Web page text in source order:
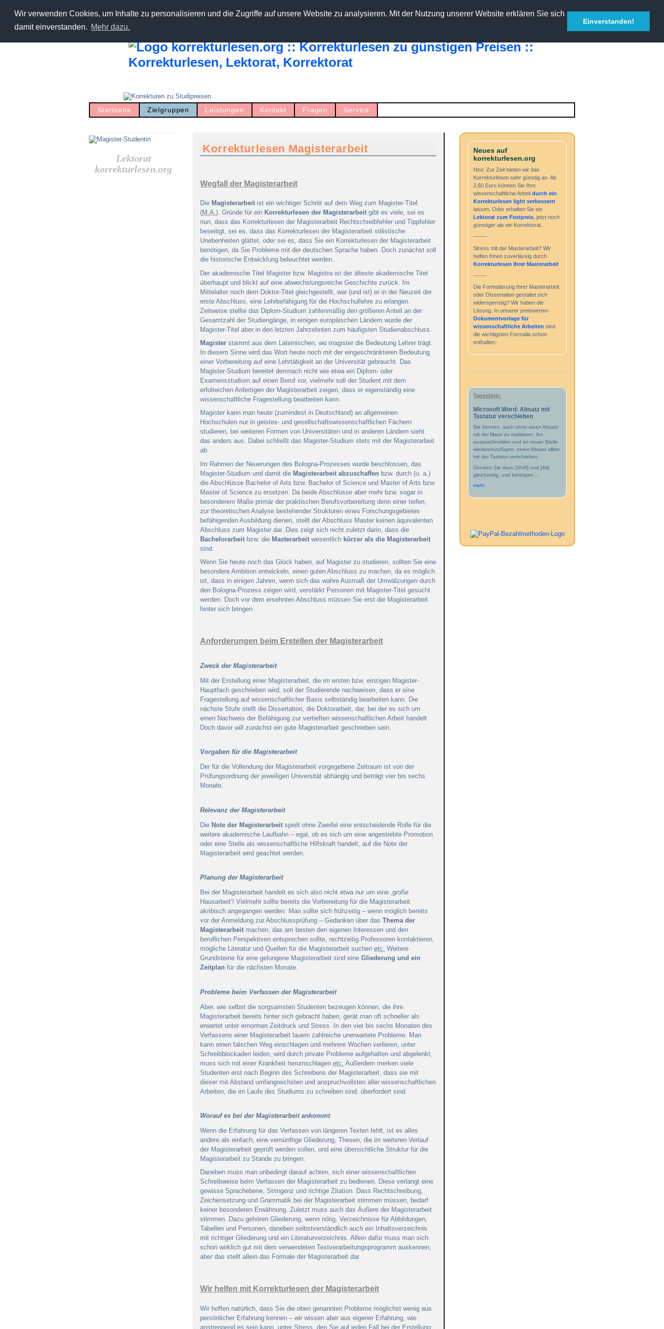
Wir verwenden Cookies, um Inhalte zu personalisieren und die Zugriffe auf unsere Website zu analysieren. Mit der Nutzung unserer Website erklären Sie sich
damit einverstanden. Mehr dazu.
Einverstanden!
Startseite Zielgruppen Leistungen Kontakt Fragen Service
Lektorat
korrekturlesen.org
Korrekturlesen Magisterarbeit
Wegfall der Magisterarbeit
Die Magisterarbeit ist ein wichtiger Schritt auf dem Weg zum Magister-Titel
(M.A.). Gründe für ein Korrekturlesen der Magisterarbeit gibt es viele, sei es
nun, dass das Korrekturlesen der Magisterarbeit Rechtschreibfehler und Tippfehler
beseitigt, sei es, dass das Korrekturlesen der Magisterarbeit stilistische
Unebenheiten glättet, oder sei es, dass Sie ein Korrekturlesen der Magisterarbeit
benötigen, da Sie Probleme mit der deutschen Sprache haben. Doch zunächst soll
die historische Entwicklung beleuchtet werden.
Der akademische Titel Magister bzw. Magistra ist der älteste akademische Titel
überhaupt und blickt auf eine abwechslungsreiche Geschichte zurück. Im
Mittelalter noch dem Doktor-Titel gleichgestellt, war (und ist) er in der Neuzeit der
erste Abschluss, eine Lehrbefähigung für die Hochschullehre zu erlangen.
Zeitweise stellte das Diplom-Studium zahlenmäßig den größeren Anteil an der
Gesamtzahl der Studiengänge, in einigen europäischen Ländern wurde der
Magister-Titel aber in den letzten Jahrzehnten zum häufigsten Studienabschluss.
Magister stammt aus dem Lateinischen, wo magister die Bedeutung Lehrer trägt.
In diesem Sinne wird das Wort heute noch mit der eingeschränkteren Bedeutung
einer Vorbereitung auf eine Lehrtätigkeit an der Universität gebraucht. Das
Magister-Studium bereitet demnach nicht wie etwa ein Diplom- oder
Examensstudium auf einen Beruf vor, vielmehr soll der Student mit dem
erfolreichen Anfertigen der Magisterarbeit zeigen, dass er eigenständig eine
wissenschaftliche Fragestellung bearbeiten kann.
Magister kann man heute (zumindest in Deutschland) an allgemeinen
Hochschulen nur in geistes- und gesellschaftswissenschaftlichen Fächern
studieren, bei weiteren Formen von Universitäten und in anderen Ländern sieht
das anders aus. Dabei schließt das Magister-Studium stets mit der Magisterarbeit
ab.
Im Rahmen der Neuerungen des Bologna-Prozesses wurde beschlossen, das
Magister-Studium und damit die Magisterarbeit abzuschaffen bzw. durch (u. a.)
die Abschlüsse Bachelor of Arts bzw. Bachelor of Science und Master of Arts bzw.
Master of Science zu ersetzen. Da beide Abschlüsse aber mehr bzw. sogar in
besonderem Maße primär der praktischen Berufsvorbereitung denn einer tiefen,
zur theoretischen Analyse bestehender Strukturen eines Forschungsgebietes
befähigenden Ausbildung dienen, stellt der Abschluss Master keinen äquivalenten
Abschluss zum Magister dar. Dies zeigt sich nicht zuletzt darin, dass die
Bachelorarbeit bzw. die Masterarbeit wesentlich kürzer als die Magisterarbeit
sind.
Wenn Sie heute noch das Glück haben, auf Magister zu studieren, sollten Sie eine
besondere Ambition entwickeln, einen guten Abschluss zu machen, da es möglich
ist, dass in einigen Jahren, wenn sich das wahre Ausmaß der Umwälzungen durch
den Bologna-Prozess zeigen wird, verstärkt Personen mit Magister-Titel gesucht
werden. Doch vor dem ersehnten Abschluss müssen Sie erst die Magisterarbeit
hinter sich bringen.
Anforderungen beim Erstellen der Magisterarbeit
Zweck der Magisterarbeit
Mit der Erstellung einer Magisterarbeit, die im ersten bzw. einzigen Magister-
Hauptfach geschrieben wird, soll der Studierende nachweisen, dass er eine
Fragestellung auf wissenschaftlicher Basis selbständig bearbeiten kann. Die
nächste Stufe stellt die Dissertation, die Doktorarbeit, dar, bei der es sich um
einen Nachweis der Befähigung zur vertieften wissenschaftlichen Arbeit handelt.
Doch davor will zunächst ein gute Magisterarbeit geschrieben sein.
Vorgaben für die Magisterarbeit
Der für die Vollendung der Magisterarbeit vorgegebene Zeitraum ist von der
Prüfungsordnung der jeweiligen Universität abhängig und beträgt vier bis sechs
Monate.
Relevanz der Magisterarbeit
Die Note der Magisterarbeit spielt ohne Zweifel eine entscheidende Rolle für die
weitere akademische Laufbahn – egal, ob es sich um eine angestrebte Promotion
oder eine Stelle als wissenschaftliche Hilfskraft handelt, auf die Note der
Magisterarbeit wird geachtet werden.
Planung der Magisterarbeit
Bei der Magisterarbeit handelt es sich also nicht etwa nur um eine ‚große
Hausarbeit‘! Vielmehr sollte bereits die Vorbereitung für die Magisterarbeit
akribisch angegangen werden: Man sollte sich frühzeitig – wenn möglich bereits
vor der Anmeldung zur Abschlussprüfung – Gedanken über das Thema der
Magisterarbeit machen, das am besten den eigenen Interessen und den
beruflichen Perspektiven entsprechen sollte, rechtzeitig Professoren kontaktieren,
mögliche Literatur und Quellen für die Magisterarbeit suchen etc. Weitere
Grundsteine für eine gelungene Magisterarbeit sind eine Gliederung und ein
Zeitplan für die nächsten Monate.
Probleme beim Verfassen der Magisterarbeit
Aber, wie selbst die sorgsamsten Studenten bezeugen können, die ihre
Magisterarbeit bereits hinter sich gebracht haben, gerät man oft schneller als
erwartet unter ernormen Zeitdruck und Stress. In den vier bis sechs Monaten des
Verfassens einer Magisterarbeit lauern zahlreiche unerwartete Probleme: Man
kann einen falschen Weg einschlagen und mehrere Wochen verlieren, unter
Schreibblockaden leiden, wird durch private Probleme aufgehalten und abgelenkt,
muss sich mit einer Krankheit herumschlagen etc. Außerdem merken viele
Studenten erst nach Beginn des Schreibens der Magisterarbeit, dass sie mit
dieser mit Abstand umfangreichsten und anspruchvollsten aller wissenschaftlichen
Arbeiten, die im Laufe des Studiums zu schreiben sind, überfordert sind.
Worauf es bei der Magisterarbeit ankommt
Wenn die Erfahrung für das Verfassen von längeren Texten fehlt, ist es alles
andere als einfach, eine vernünftige Gliederung, Thesen, die im weiteren Verlauf
der Magisterarbeit geprüft werden sollen, und eine übersichtliche Struktur für die
Magisterarbeit zu Stande zu bringen.
Daneben muss man unbedingt darauf achten, sich einer wissenschaftlichen
Schreibweise beim Verfassen der Magisterarbeit zu bedienen. Diese verlangt eine
gewisse Sprachebene, Stringenz und richtige Zitation. Dass Rechtschreibung,
Zeichensetzung und Grammatik bei der Magisterarbeit stimmen müssen, bedarf
keiner besonderen Erwähnung. Zuletzt muss auch das Äußere der Magisterarbeit
stimmen. Dazu gehören Gliederung, wenn nötig, Verzeichnisse für Abbildungen,
Tabellen und Personen, daneben selbstverständlich auch ein Inhaltsverzeichnis
mit richtiger Gliederung und ein Literaturverzeichnis. Allein dafür muss man sich
schon wirklich gut mit dem verwendeten Textverarbeitungsprogramm auskennen,
aber das stellt allein das Formale der Magisterarbeit dar.
Wir helfen mit Korrekturlesen der Magisterarbeit
Wir hoffen natürlich, dass Sie die oben genannten Probleme möglichst wenig aus
persönlicher Erfahrung kennen – wir wissen aber aus eigener Erfahrung, wie
anstrengend es sein kann, unter Stress, den Sie auf jeden Fall bei der Erstellung
Neues auf
korrekturlesen.org
Neu: Zur Zeit bieten wir das
Korrekturlesen sehr günstig an. Ab
2,60 Euro können Sie Ihre
wissenschaftliche Arbeit durch ein
Korrekturlesen light verbessern
lassen. Oder erhalten Sie ein
Lektorat zum Festpreis , jetzt noch
günstiger als ein Korrektorat.
-------
Stress mit der Masterarbeit? Wir
helfen Ihnen zuverlässig durch
Korrekturlesen Ihrer Masterarbeit
-------
Die Formatierung Ihrer Masterarbeit
oder Dissertation gestaltet sich
widerspenstig? Wir haben die
Lösung. In unserer preiswerten
Dokumentvorlage für
wissenschaftliche Arbeiten sind
die wichtigsten Formalia schon
enthalten.
Tagestipp:
Microsoft Word: Absatz mit
Tastatur verschieben
Sie können, auch ohne einen Absatz
mit der Maus zu markieren, ihn
auszuschneiden und an neuer Stelle
wiedereinzufügen, einen Absatz allein
mit der Tastatur verschieben.
Drücken Sie dazu [Shift] und [Alt]
gleichzeitig, und betätigen ...
mehr